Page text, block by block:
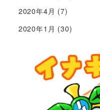
2020年4月 (7)
2020年1月 (30)